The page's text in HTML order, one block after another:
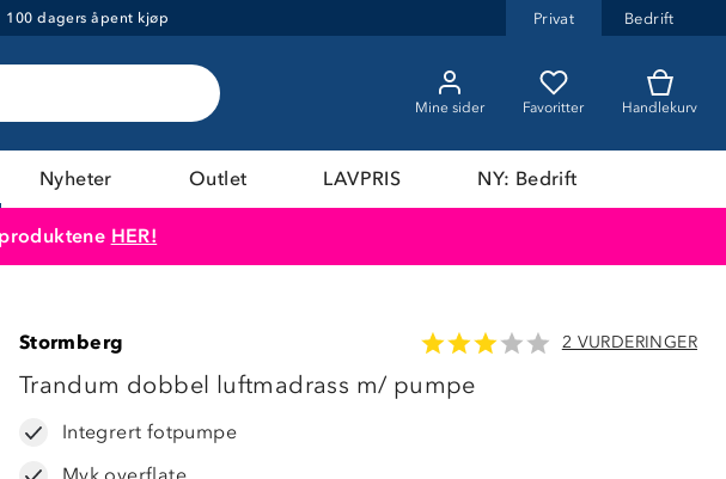
100 dagers åpent kjøp Privat Bedrift
Mine sider Favoritter Handlekurv
Nyheter Outlet LAVPRIS NY: Bedrift
HER!
Stormberg 2 VURDERINGER
Trandum dobbel luftmadrass m/ pumpe
Integrert fotpumpe